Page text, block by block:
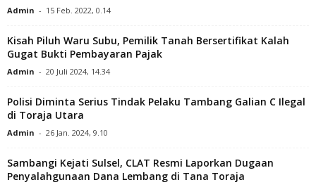
Admin - 15 Feb. 2022, 0.14
Kisah Piluh Waru Subu, Pemilik Tanah Bersertifikat Kalah
Gugat Bukti Pembayaran Pajak
Admin - 20 Juli 2024, 14.34
Polisi Diminta Serius Tindak Pelaku Tambang Galian C Ilegal
di Toraja Utara
Admin - 26 Jan. 2024, 9.10
Sambangi Kejati Sulsel, CLAT Resmi Laporkan Dugaan
Penyalahgunaan Dana Lembang di Tana Toraja